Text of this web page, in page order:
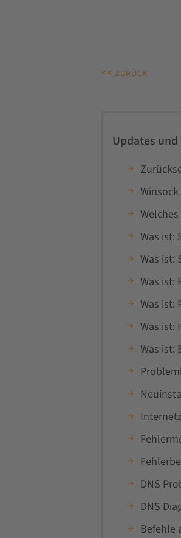
<< ZURÜCK
Updates
Welches
Was ist:
Was ist:
Was ist:
Was ist:
Was
Was ist:
DNS
DNS
Befehle